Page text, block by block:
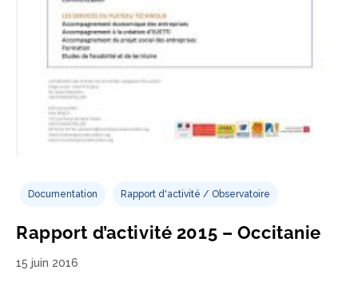
Documentation Rapport d'activité / Observatoire
Rapport d’activité 2015 – Occitanie
15 juin 2016